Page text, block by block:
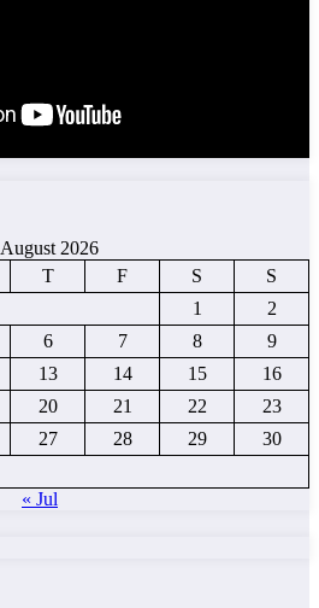
August 2026
T F S
S
1
2
6 7 8
9
13 14 15
16
20 21 22
23
27 28 29
30
« Jul